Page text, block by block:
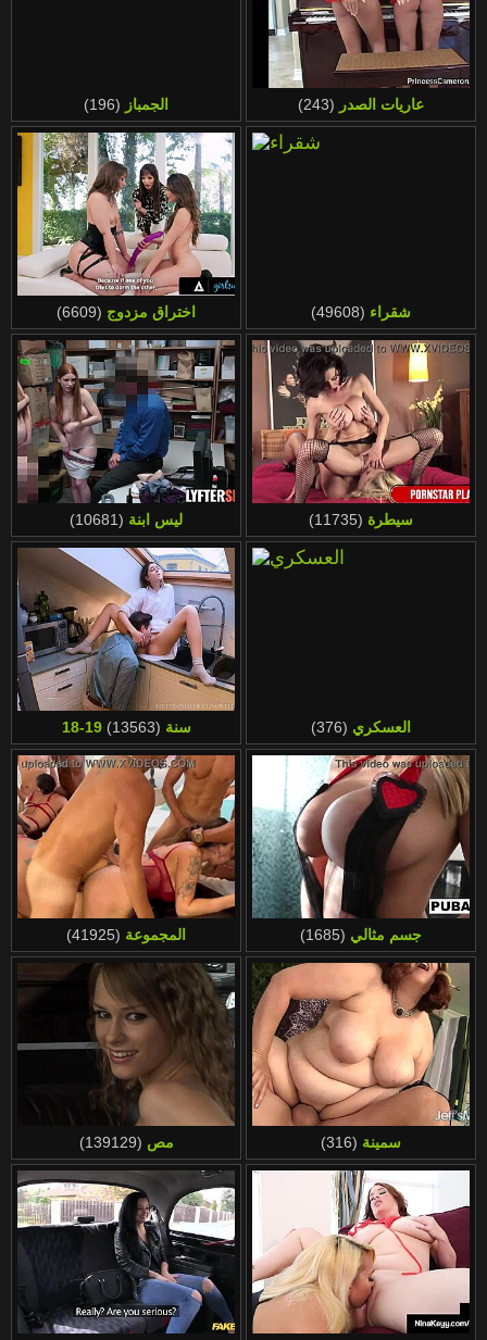
الجمباز (196) عاريات الصدر (243)
اختراق مزدوج (6609) شقراء (49608)
ليس ابنة (10681) سيطرة (11735)
18-19 سنة (13563) العسكري (376)
المجموعة (41925) جسم مثالي (1685)
مص (139129) سمينة (316)